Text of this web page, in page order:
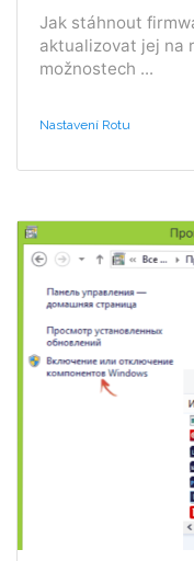
Jak stáhnout
aktualizovat jej na
možnostech ...
Nastavení Rotu